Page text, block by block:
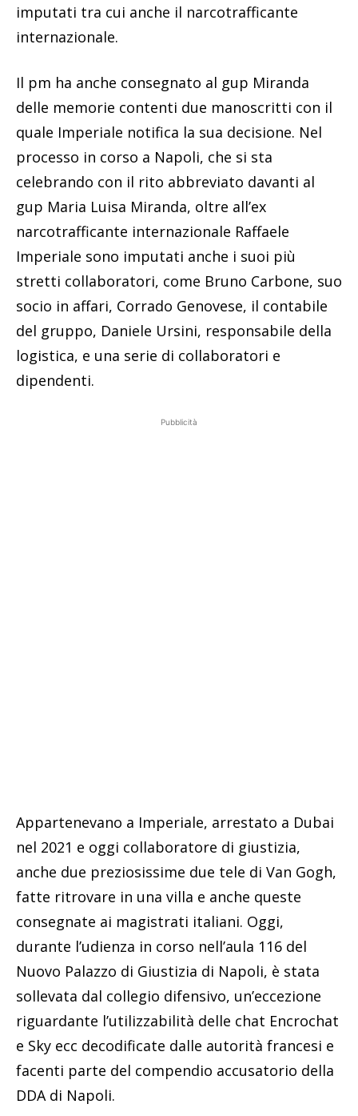
imputati tra cui anche il narcotrafficante
internazionale.
Il pm ha anche consegnato al gup Miranda
delle memorie contenti due manoscritti con il
quale Imperiale notifica la sua decisione. Nel
processo in corso a Napoli, che si sta
celebrando con il rito abbreviato davanti al
gup Maria Luisa Miranda, oltre all’ex
narcotrafficante internazionale Raffaele
Imperiale sono imputati anche i suoi più
stretti collaboratori, come Bruno Carbone, suo
socio in affari, Corrado Genovese, il contabile
del gruppo, Daniele Ursini, responsabile della
logistica, e una serie di collaboratori e
dipendenti.
Pubblicità
Appartenevano a Imperiale, arrestato a Dubai
nel 2021 e oggi collaboratore di giustizia,
anche due preziosissime due tele di Van Gogh,
fatte ritrovare in una villa e anche queste
consegnate ai magistrati italiani. Oggi,
durante l’udienza in corso nell’aula 116 del
Nuovo Palazzo di Giustizia di Napoli, è stata
sollevata dal collegio difensivo, un’eccezione
riguardante l’utilizzabilità delle chat Encrochat
e Sky ecc decodificate dalle autorità francesi e
facenti parte del compendio accusatorio della
DDA di Napoli.